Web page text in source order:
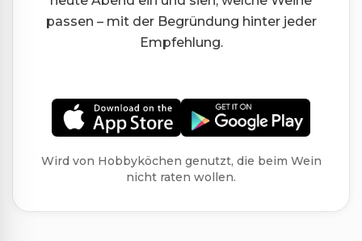
passen – mit der Begründung hinter jeder
Empfehlung.
Wird von Hobbyköchen genutzt, die beim Wein
nicht raten wollen.